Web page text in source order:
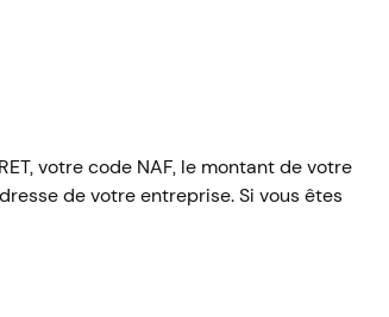
votre code NAF, le montant de votre
de votre entreprise. Si vous êtes